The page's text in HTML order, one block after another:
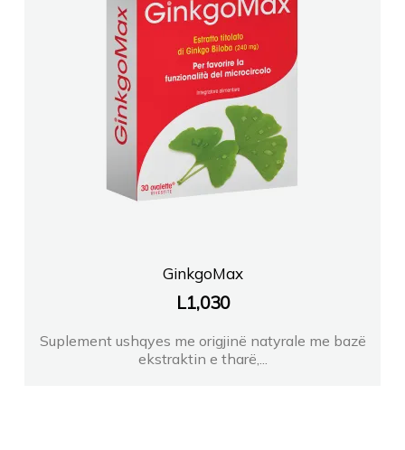
GinkgoMax
L1,030
Suplement ushqyes me origjinë natyrale me bazë
ekstraktin e tharë,...